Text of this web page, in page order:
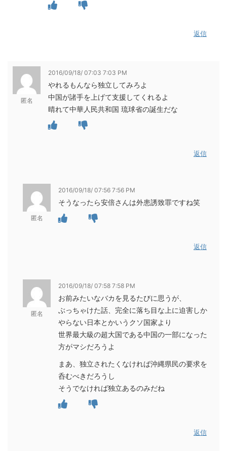
返信
匿名
2016/09/18/ 07:03 7:03 PM
やれるもんなら独立してみろよ
中国が諸手を上げて支援してくれるよ
晴れて中華人民共和国 琉球省の誕生だな
返信
匿名
2016/09/18/ 07:56 7:56 PM
そうなったら安倍さんは外患誘致罪ですね笑
返信
匿名
2016/09/18/ 07:58 7:58 PM
お前みたいなバカを見るたびに思うが、
ぶっちゃけた話、完全に落ち目な上に迫害しか
やらない日本とかいうクソ国家より
世界最大級の超大国である中国の一部になった
方がマシだろうよ
まあ、独立されたくなければ沖縄県民の要求を
呑むべきだろうし
そうでなければ独立あるのみだね
返信